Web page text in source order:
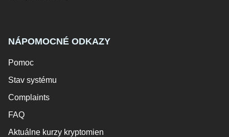
NÁPOMOCNÉ ODKAZY
Pomoc
Stav systému
Complaints
FAQ
Aktuálne kurzy kryptomien